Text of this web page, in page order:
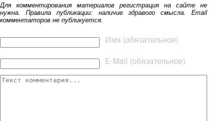
Для комментирования материалов регистрация на сайте не
нужна. Правила публикации: наличие здравого смысла. Email
комментаторов не публикуется.
Имя (обязательное)
E-Mail (обязательное)
Текст комментария